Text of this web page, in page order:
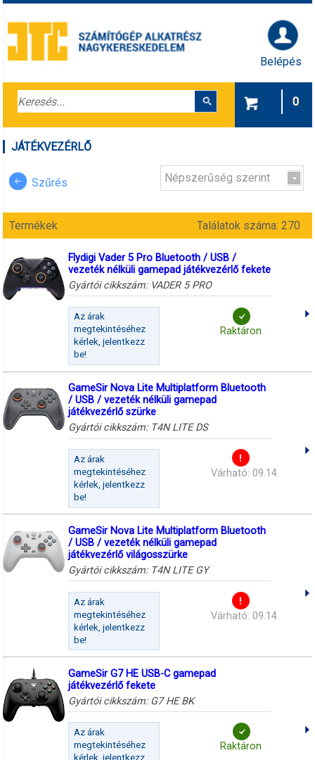
Belépés
0
JÁTÉKVEZÉRLŐ
Szűrés Népszerűség szerint
Termékek Találatok száma: 270
Flydigi Vader 5 Pro Bluetooth / USB /
vezeték nélküli gamepad játékvezérlő fekete
Gyártói cikkszám: VADER 5 PRO
Az árak
megtekintéséhez
kérlek, jelentkezz
be!
Raktáron
GameSir Nova Lite Multiplatform Bluetooth
/ USB / vezeték nélküli gamepad
játékvezérlő szürke
Gyártói cikkszám: T4N LITE DS
Az árak
megtekintéséhez
kérlek, jelentkezz
be!
Várható: 09.14.
GameSir Nova Lite Multiplatform Bluetooth
/ USB / vezeték nélküli gamepad
játékvezérlő világosszürke
Gyártói cikkszám: T4N LITE GY
Az árak
megtekintéséhez
kérlek, jelentkezz
be!
Várható: 09.14.
GameSir G7 HE USB-C gamepad
játékvezérlő fekete
Gyártói cikkszám: G7 HE BK
Az árak
megtekintéséhez
kérlek, jelentkezz
Raktáron